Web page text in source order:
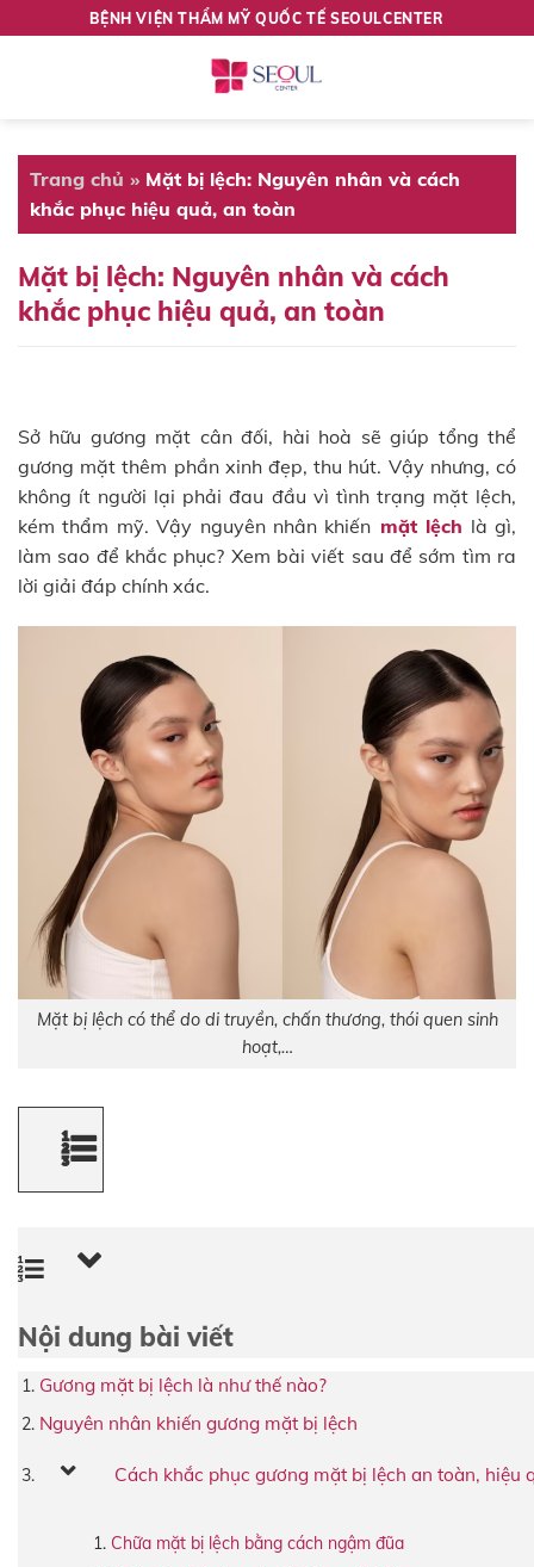
BỆNH VIỆN THẨM MỸ QUỐC TẾ SEOULCENTER
Trang chủ » Mặt bị lệch: Nguyên nhân và cách
khắc phục hiệu quả, an toàn
Mặt bị lệch: Nguyên nhân và cách
khắc phục hiệu quả, an toàn
Sở hữu gương mặt cân đối, hài hoà sẽ giúp tổng thể
gương mặt thêm phần xinh đẹp, thu hút. Vậy nhưng, có
không ít người lại phải đau đầu vì tình trạng mặt lệch,
kém thẩm mỹ. Vậy nguyên nhân khiến mặt lệch là gì,
làm sao để khắc phục? Xem bài viết sau để sớm tìm ra
lời giải đáp chính xác.
Mặt bị lệch có thể do di truyền, chấn thương, thói quen sinh
hoạt,…
Nội dung bài viết
Gương mặt bị lệch là như thế nào?
Nguyên nhân khiến gương mặt bị lệch
Cách khắc phục gương mặt bị lệch an toàn, hiệu
Chữa mặt bị lệch bằng cách ngậm đũa